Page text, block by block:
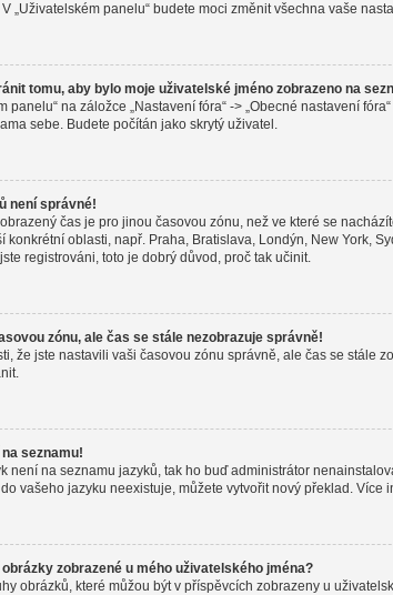
„Uživatelském panelu“ budete moci změnit všechna vaše
tomu, aby bylo moje uživatelské jméno zobrazeno na
panelu“ na záložce „Nastavení fóra“ -> „Obecné nastavení
sebe. Budete počítán jako skrytý uživatel.
není správné!
čas je pro jinou časovou zónu, než ve které se
konkrétní oblasti, např. Praha, Bratislava, Londýn, New York,
registrováni, toto je dobrý důvod, proč tak učinit.
zónu, ale čas se stále nezobrazuje správně!
že jste nastavili vaši časovou zónu správně, ale čas se stále
seznamu!
není na seznamu jazyků, tak ho buď administrátor
vašeho jazyku neexistuje, můžete vytvořit nový překlad. Více
zobrazené u mého uživatelského jména?
obrázků, které můžou být v příspěvcích zobrazeny u